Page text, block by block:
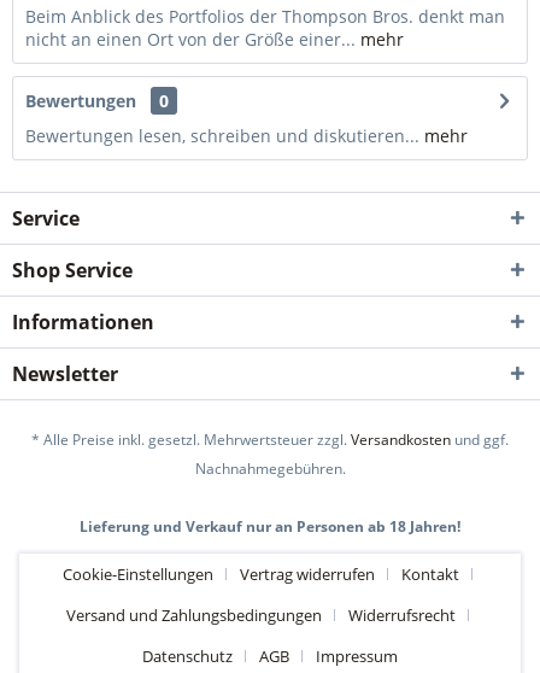
Beim Anblick des Portfolios der Thompson Bros. denkt man
nicht an einen Ort von der Größe einer... mehr
Bewertungen
0
Bewertungen lesen, schreiben und diskutieren... mehr
Service
Shop Service
Informationen
Newsletter
* Alle Preise inkl. gesetzl. Mehrwertsteuer zzgl.Versandkosten und ggf.
Nachnahmegebühren.
Lieferung und Verkauf nur an Personen ab 18 Jahren!
Cookie-Einstellungen Vertrag widerrufen
Kontakt
Versand und Zahlungsbedingungen
Widerrufsrecht
Datenschutz
AGB Impressum